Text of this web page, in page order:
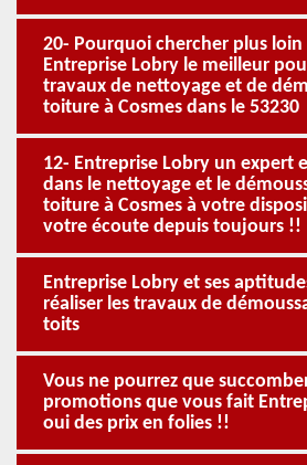
20- Pourquoi chercher plus loin
Entreprise Lobry le meilleur
travaux de nettoyage et de
toiture à Cosmes dans le 53230
12- Entreprise Lobry un expert
dans le nettoyage et le
toiture à Cosmes à votre
votre écoute depuis toujours !!
Entreprise Lobry et ses
réaliser les travaux de
toits
Vous ne pourrez que
promotions que vous fait
oui des prix en folies !!